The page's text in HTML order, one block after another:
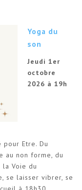
Yoga du
son
Jeudi 1er
octobre
2026 à 19h
Etre. Du
au non forme, du
la Voie du
se laisser vibrer, se